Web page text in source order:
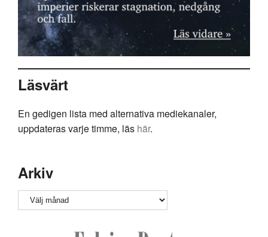
Läsvärt
En gedigen lista med alternativa mediekanaler,
uppdateras varje timme, läs här.
Arkiv
Arkiv